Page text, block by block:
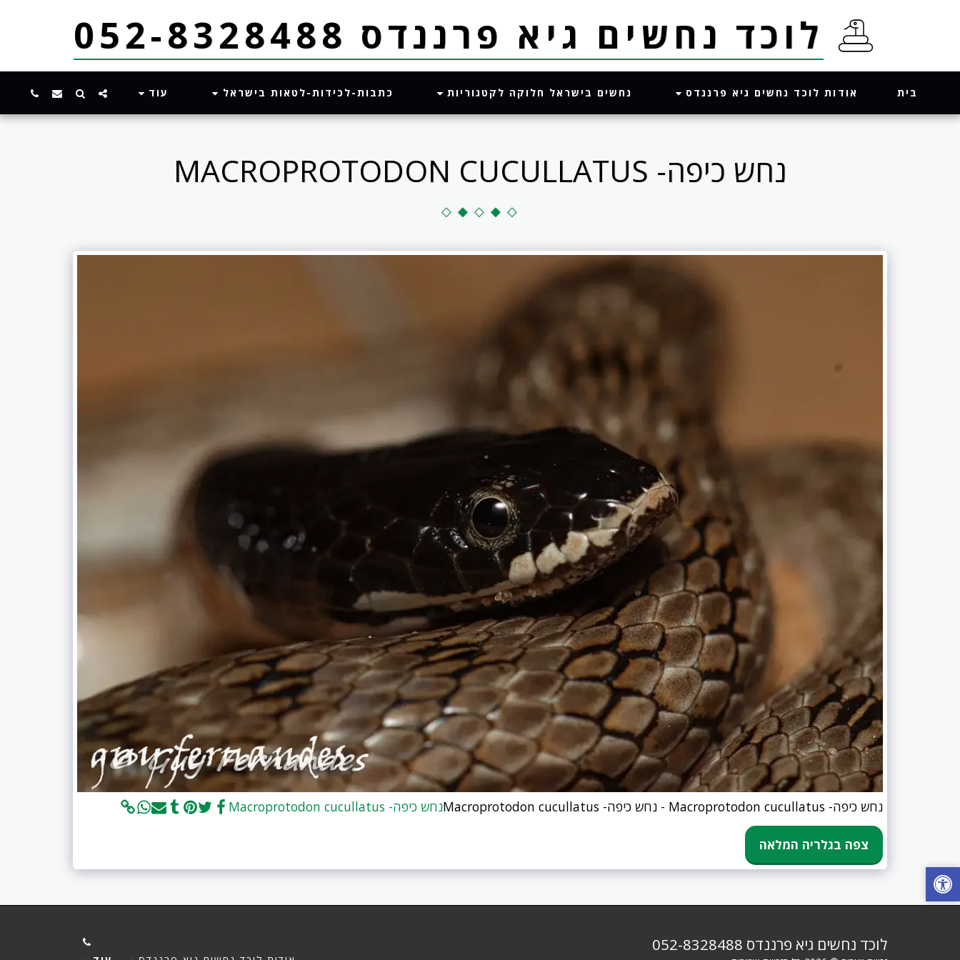
לוכד נחשים גיא פרננדס 052-8328488
בית אודות לוכד נחשים גיא פרננדס נחשים בישראל חלוקה לקטגוריות כתבות-לכידות-לטאות בישראל עוד
נחש כיפה- MACROPROTODON CUCULLATUS
נחש כיפה- Macroprotodon cucullatus - נחש כיפה- Macroprotodon cucullatus נחש כיפה- Macroprotodon cucullatus
צפה בגלריה המלאה
לוכד נחשים גיא פרננדס 052-8328488